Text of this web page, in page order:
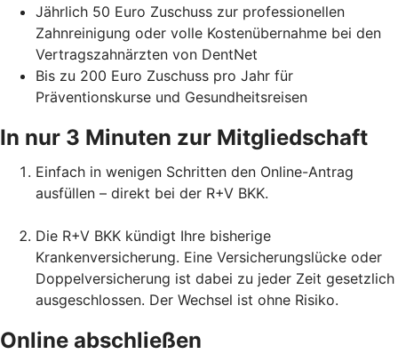
Jährlich 50 Euro Zuschuss zur professionellen
Zahnreinigung oder volle Kostenübernahme bei den
Vertragszahnärzten von DentNet
Bis zu 200 Euro Zuschuss pro Jahr für
Präventionskurse und Gesundheitsreisen
In nur 3 Minuten zur Mitgliedschaft
Einfach in wenigen Schritten den Online-Antrag
ausfüllen – direkt bei der R+V BKK.
Die R+V BKK kündigt Ihre bisherige
Krankenversicherung. Eine Versicherungslücke oder
Doppelversicherung ist dabei zu jeder Zeit gesetzlich
ausgeschlossen. Der Wechsel ist ohne Risiko.
Online abschließen